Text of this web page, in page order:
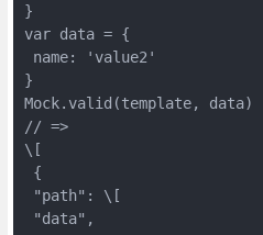
}
var data = {
name: 'value2'
}
Mock.valid(template, data)
// =>
\[
{
"path": \[
"data",